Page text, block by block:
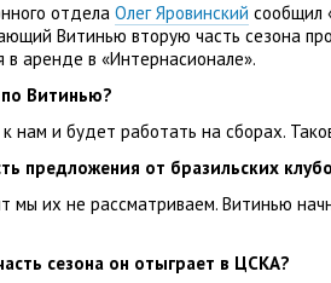
отдела Олег Яровинский сообщил
Витинью вторую часть сезона
в аренде в «Интернасионале».
Витинью?
нам и будет работать на сборах.
предложения от бразильских
их не рассматриваем. Витинью
сезона он отыграет в ЦСКА?